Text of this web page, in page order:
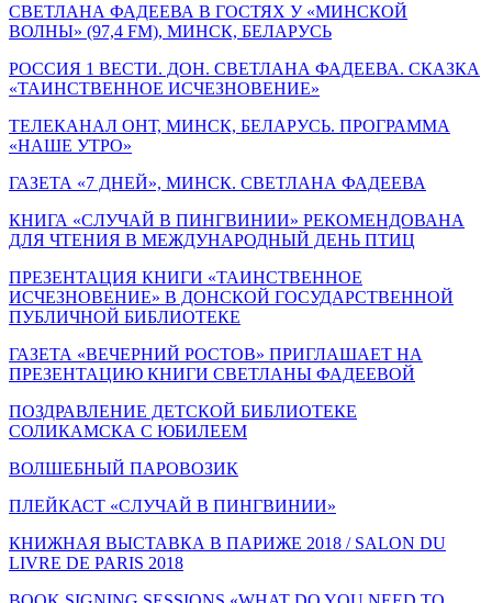
СВЕТЛАНА ФАДЕЕВА В ГОСТЯХ У «МИНСКОЙ
ВОЛНЫ» (97,4 FM), МИНСК, БЕЛАРУСЬ
РОССИЯ 1 ВЕСТИ. ДОН. СВЕТЛАНА ФАДЕЕВА. СКАЗКА
«ТАИНСТВЕННОЕ ИСЧЕЗНОВЕНИЕ»
ТЕЛЕКАНАЛ ОНТ, МИНСК, БЕЛАРУСЬ. ПРОГРАММА
«НАШЕ УТРО»
ГАЗЕТА «7 ДНЕЙ», МИНСК. СВЕТЛАНА ФАДЕЕВА
КНИГА «СЛУЧАЙ В ПИНГВИНИИ» РЕКОМЕНДОВАНА
ДЛЯ ЧТЕНИЯ В МЕЖДУНАРОДНЫЙ ДЕНЬ ПТИЦ
ПРЕЗЕНТАЦИЯ КНИГИ «ТАИНСТВЕННОЕ
ИСЧЕЗНОВЕНИЕ» В ДОНСКОЙ ГОСУДАРСТВЕННОЙ
ПУБЛИЧНОЙ БИБЛИОТЕКЕ
ГАЗЕТА «ВЕЧЕРНИЙ РОСТОВ» ПРИГЛАШАЕТ НА
ПРЕЗЕНТАЦИЮ КНИГИ СВЕТЛАНЫ ФАДЕЕВОЙ
ПОЗДРАВЛЕНИЕ ДЕТСКОЙ БИБЛИОТЕКЕ
СОЛИКАМСКА С ЮБИЛЕЕМ
ВОЛШЕБНЫЙ ПАРОВОЗИК
ПЛЕЙКАСТ «СЛУЧАЙ В ПИНГВИНИИ»
КНИЖНАЯ ВЫСТАВКА В ПАРИЖЕ 2018 / SALON DU
LIVRE DE PARIS 2018